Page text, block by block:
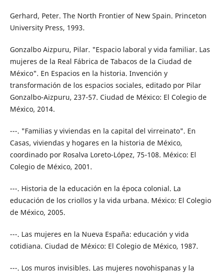
Gerhard, Peter. The North Frontier of New Spain. Princeton
University Press, 1993.
Gonzalbo Aizpuru, Pilar. "Espacio laboral y vida familiar. Las
mujeres de la Real Fábrica de Tabacos de la Ciudad de
México". En Espacios en la historia. Invención y
transformación de los espacios sociales, editado por Pilar
Gonzalbo-Aizpuru, 237-57. Ciudad de México: El Colegio de
México, 2014.
---. "Familias y viviendas en la capital del virreinato". En
Casas, viviendas y hogares en la historia de México,
coordinado por Rosalva Loreto-López, 75-108. México: El
Colegio de México, 2001.
---. Historia de la educación en la época colonial. La
educación de los criollos y la vida urbana. México: El Colegio
de México, 2005.
---. Las mujeres en la Nueva España: educación y vida
cotidiana. Ciudad de México: El Colegio de México, 1987.
---. Los muros invisibles. Las mujeres novohispanas y la